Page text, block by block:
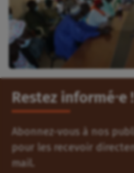
Restez informé⸱e !
Abonnez-vous à nos
pour les recevoir
mail.